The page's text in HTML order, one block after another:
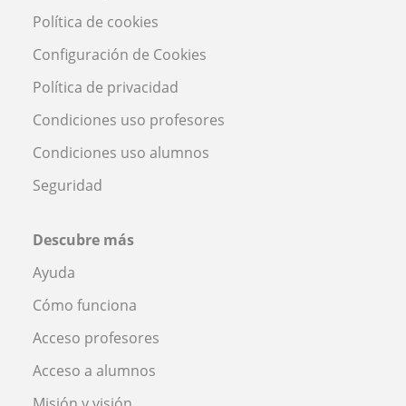
Política de cookies
Configuración de Cookies
Política de privacidad
Condiciones uso profesores
Condiciones uso alumnos
Seguridad
Descubre más
Ayuda
Cómo funciona
Acceso profesores
Acceso a alumnos